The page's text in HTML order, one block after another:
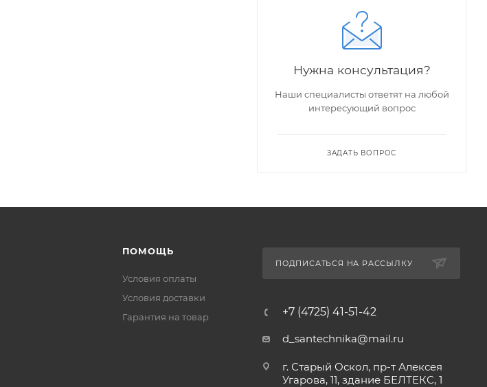
Нужна консультация?
Наши специалисты ответят на любой
интересующий вопрос
ЗАДАТЬ ВОПРОС
ПОМОЩЬ
Условия оплаты
Условия доставки
Гарантия на товар
ПОДПИСАТЬСЯ НА РАССЫЛКУ
+7 (4725) 41-51-42
d_santechnika@mail.ru
г. Старый Оскол, пр-т Алексея
Угарова, 11, здание БЕЛТЕКС, 1